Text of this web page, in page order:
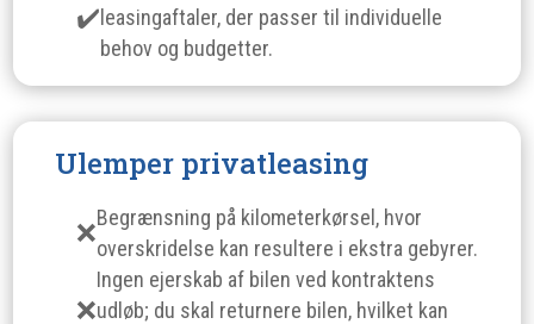
leasingaftaler, der passer til individuelle
behov og budgetter.
Ulemper privatleasing
Begrænsning på kilometerkørsel, hvor
overskridelse kan resultere i ekstra gebyrer.
Ingen ejerskab af bilen ved kontraktens
udløb; du skal returnere bilen, hvilket kan